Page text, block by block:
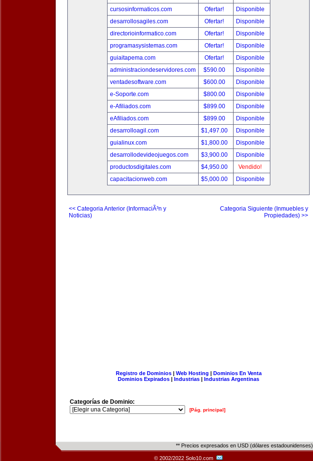
cursosinformaticos.com
Ofertar!
Disponible
desarrollosagiles.com
Ofertar!
Disponible
directorioinformatico.com
Ofertar!
Disponible
programasysistemas.com
Ofertar!
Disponible
guiaitapema.com
Ofertar!
Disponible
administraciondeservidores.com
$590.00
Disponible
ventadesoftware.com
$600.00
Disponible
e-Soporte.com
$800.00
Disponible
e-Afiliados.com
$899.00
Disponible
eAfiliados.com
$899.00
Disponible
desarrolloagil.com
$1,497.00
Disponible
guialinux.com
$1,800.00
Disponible
desarrollodevideojuegos.com
$3,900.00
Disponible
productosdigitales.com
$4,950.00
Vendido!
capacitacionweb.com
$5,000.00 Disponible
<< Categoria Anterior (InformaciÃ³n y
Noticias)
Categoria Siguiente (Inmuebles y
Propiedades) >>
Registro de Dominios| Web Hosting | Dominios En Venta
Dominios Expirados | Industrias | Industrias Argentinas
Categorías de Dominio:
[Pág. principal]
** Precios expresados en USD (dólares estadounidenses)
© 2002/2022 Solo10.com